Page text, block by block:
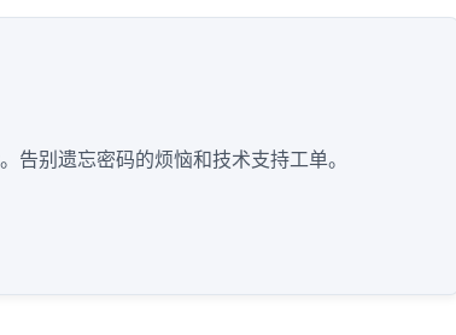
告别遗忘密码的烦恼和技术支持工单。